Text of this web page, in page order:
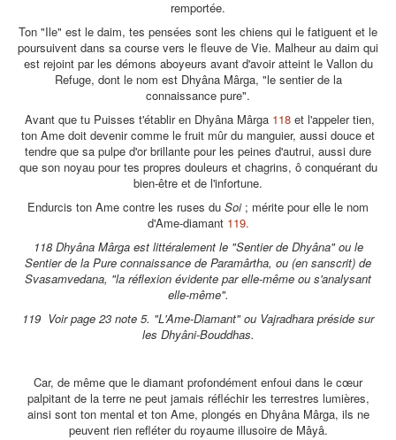
remportée.
Ton "Ile" est le daim, tes pensées sont les chiens qui le fatiguent et le
poursuivent dans sa course vers le fleuve de Vie. Malheur au daim qui
est rejoint par les démons aboyeurs avant d'avoir atteint le Vallon du
Refuge, dont le nom est Dhyâna Mârga, "le sentier de la
connaissance pure".
Avant que tu Puisses t'établir en Dhyâna Mârga 118 et l'appeler tien,
ton Ame doit devenir comme le fruit mûr du manguier, aussi douce et
tendre que sa pulpe d'or brillante pour les peines d'autrui, aussi dure
que son noyau pour tes propres douleurs et chagrins, ô conquérant du
bien-être et de l'infortune.
Endurcis ton Ame contre les ruses du Soi ; mérite pour elle le nom
d'Ame-diamant 119.
118 Dhyâna Mârga est littéralement le "Sentier de Dhyâna" ou le
Sentier de la Pure connaissance de Paramârtha, ou (en sanscrit) de
Svasamvedana, "la réflexion évidente par elle-même ou s'analysant
elle-même".
119 Voir page 23 note 5. "L'Ame-Diamant" ou Vajradhara préside sur
les Dhyâni-Bouddhas.
Car, de même que le diamant profondément enfoui dans le cœur
palpitant de la terre ne peut jamais réfléchir les terrestres lumières,
ainsi sont ton mental et ton Ame, plongés en Dhyâna Mârga, ils ne
peuvent rien refléter du royaume illusoire de Mâyâ.